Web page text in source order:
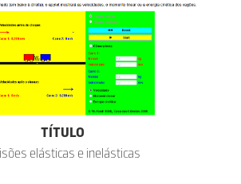
TÍTULO
elásticas e inelásticas